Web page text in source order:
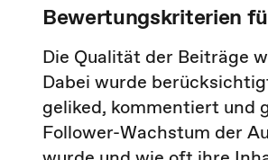
Bewertungskriterien
Die Qualität der Beiträge
Dabei wurde
geliked, kommentiert und
Follower-Wachstum der